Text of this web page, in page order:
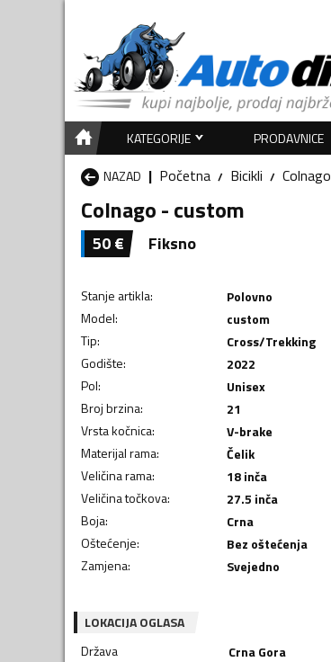
KATEGORIJE PRODAVNICE
NAZAD
Početna Bicikli Colnago
Colnago - custom
50€ Fiksno
Stanje artikla:
Polovno
Model:
custom
Tip:
Cross/Trekking
Godište:
2022
Pol:
Unisex
Broj brzina:
21
Vrsta kočnica:
V-brake
Materijal rama:
Čelik
Veličina rama:
18 inča
Veličina točkova:
27.5 inča
Boja:
Crna
Oštećenje:
Bez oštećenja
Zamjena: Svejedno
LOKACIJA OGLASA
Država
Crna Gora